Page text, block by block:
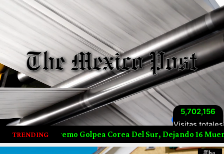
Visitas totales
5,702,156
TRENDING
Corea Del Sur, Dejando 16 Muertos Y Activando Alerta